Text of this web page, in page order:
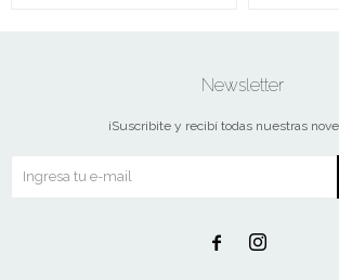
Newsletter
¡Suscribite y recibí todas nuestras
 